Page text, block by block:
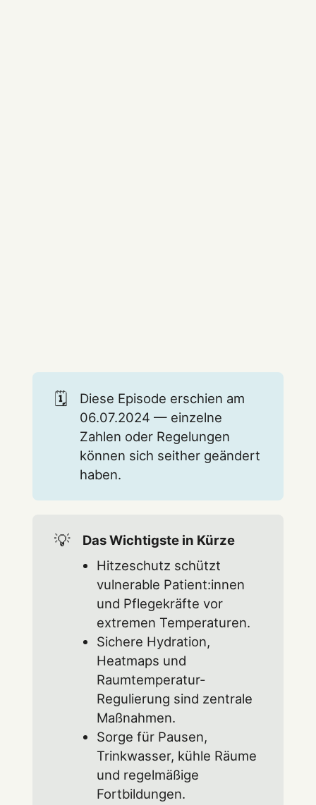
🗓️
Diese Episode erschien am
06.07.2024 — einzelne
Zahlen oder Regelungen
können sich seither geändert
haben.
💡
Das Wichtigste in Kürze
Hitzeschutz schützt
vulnerable Patient:innen
und Pflegekräfte vor
extremen Temperaturen.
Sichere Hydration,
Heatmaps und
Raumtemperatur-
Regulierung sind zentrale
Maßnahmen.
Sorge für Pausen,
Trinkwasser, kühle Räume
und regelmäßige
Fortbildungen.